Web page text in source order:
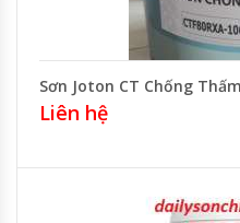
Sơn Joton CT Chống
Liên hệ